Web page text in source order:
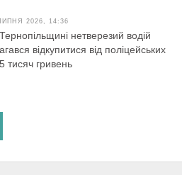
2026, 14:36
нетверезий водій
відкупитися від поліцейських
тисяч гривень